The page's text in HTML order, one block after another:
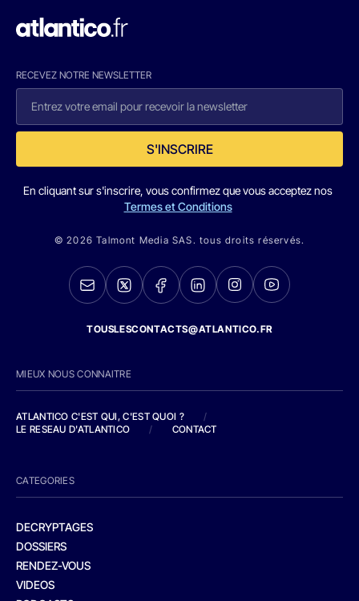
RECEVEZ NOTRE NEWSLETTER
S'INSCRIRE
En cliquant sur s'inscrire, vous confirmez que vous acceptez nos
Termes et Conditions
© 2026 Talmont Media SAS. tous droits réservés.
TOUSLESCONTACTS@ATLANTICO.FR
MIEUX NOUS CONNAITRE
ATLANTICO C'EST QUI, C'EST QUOI ?
/
LE RESEAU D'ATLANTICO
/ CONTACT
CATEGORIES
DECRYPTAGES
DOSSIERS
RENDEZ-VOUS
VIDEOS